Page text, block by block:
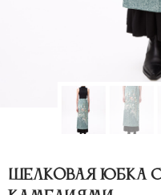
Шелковая юбка